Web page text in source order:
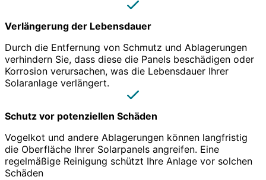
Verlängerung der Lebensdauer
Durch die Entfernung von Schmutz und Ablagerungen
verhindern Sie, dass diese die Panels beschädigen oder
Korrosion verursachen, was die Lebensdauer Ihrer
Solaranlage verlängert.
Schutz vor potenziellen Schäden
Vogelkot und andere Ablagerungen können langfristig
die Oberfläche Ihrer Solarpanels angreifen. Eine
regelmäßige Reinigung schützt Ihre Anlage vor solchen
Schäden